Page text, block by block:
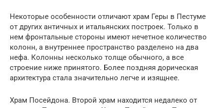
Некоторые особенности отличают храм Геры в Пестуме
от других античных и итальянских построек. Только в
нем фронтальные стороны имеют нечетное количество
колонн, а внутреннее пространство разделено на два
нефа. Колонны несколько толще обычного, а все
строение ниже принятого. Более поздняя дорическая
архитектура стала значительно легче и изящнее.
Храм Посейдона. Второй храм находится недалеко от